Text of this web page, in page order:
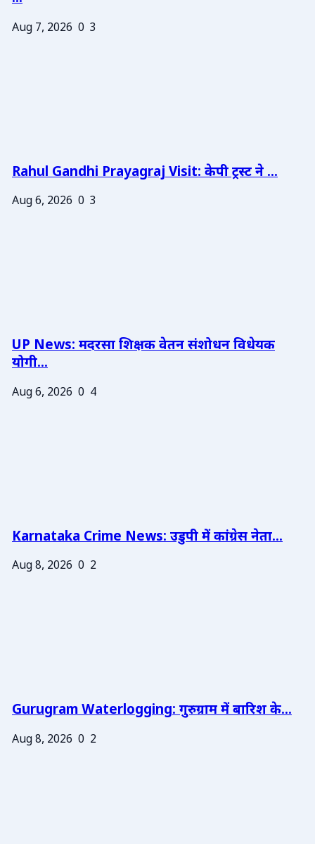
Aug 7, 2026 0 3
Rahul Gandhi Prayagraj Visit: केपी ट्रस्ट ने ...
Aug 6, 2026 0 3
UP News: मदरसा शिक्षक वेतन संशोधन विधेयक
योगी...
Aug 6, 2026 0 4
Karnataka Crime News: उडुपी में कांग्रेस नेता...
Aug 8, 2026 0 2
Gurugram Waterlogging: गुरुग्राम में बारिश के...
Aug 8, 2026 0 2